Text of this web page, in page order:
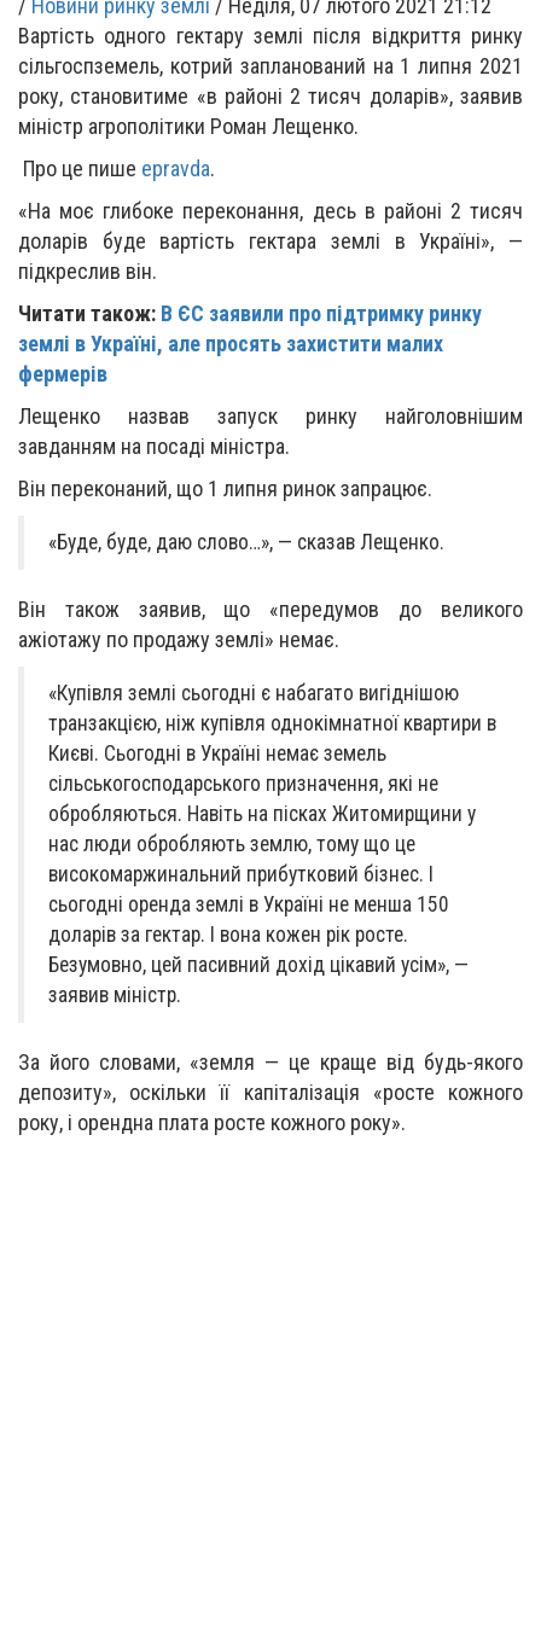
/ Новини ринку землі / Неділя, 07 лютого 2021 21:12
Вартість одного гектару землі після відкриття ринку
сільгоспземель, котрий запланований на 1 липня 2021
року, становитиме «в районі 2 тисяч доларів», заявив
міністр агрополітики Роман Лещенко.
Про це пише epravda.
«На моє глибоке переконання, десь в районі 2 тисяч
доларів буде вартість гектара землі в Україні», —
підкреслив він.
Читати також: В ЄС заявили про підтримку ринку
землі в Україні, але просять захистити малих
фермерів
Лещенко назвав запуск ринку найголовнішим
завданням на посаді міністра.
Він переконаний, що 1 липня ринок запрацює.
«Буде, буде, даю слово…», — сказав Лещенко.
Він також заявив, що «передумов до великого
ажіотажу по продажу землі» немає.
«Купівля землі сьогодні є набагато вигіднішою
транзакцією, ніж купівля однокімнатної квартири в
Києві. Сьогодні в Україні немає земель
сільськогосподарського призначення, які не
обробляються. Навіть на пісках Житомирщини у
нас люди обробляють землю, тому що це
високомаржинальний прибутковий бізнес. І
сьогодні оренда землі в Україні не менша 150
доларів за гектар. І вона кожен рік росте.
Безумовно, цей пасивний дохід цікавий усім», —
заявив міністр.
За його словами, «земля — це краще від будь-якого
депозиту», оскільки її капіталізація «росте кожного
року, і орендна плата росте кожного року».